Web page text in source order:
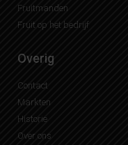
Fruitmanden
Fruit op het bedrijf
Overig
Contact
Markten
Historie
Over ons